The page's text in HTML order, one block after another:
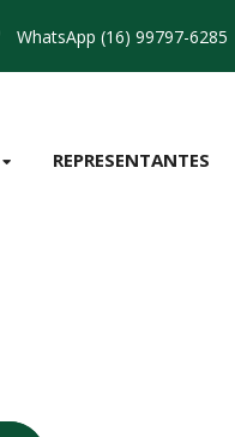
WhatsApp (16) 99797-6285
REPRESENTANTES